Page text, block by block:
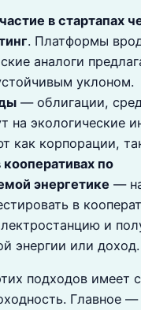
в стартапах
. Платформы
аналоги
уклоном.
— облигации,
на экологические
как корпорации,
кооперативах по
энергетике —
в
и
энергии или доход.
подходов имеет
Главное —